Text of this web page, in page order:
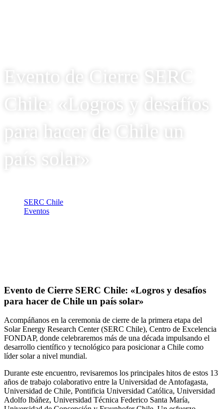
Evento de Cierre SERC
Chile: «Logros y desafíos
para hacer de Chile un
país solar»
SERC Chile
Eventos
Evento de Cierre SERC Chile: «Logros y desafíos
para hacer de Chile un país solar»
Acompáñanos en la ceremonia de cierre de la primera etapa del
Solar Energy Research Center (SERC Chile), Centro de Excelencia
FONDAP, donde celebraremos más de una década impulsando el
desarrollo científico y tecnológico para posicionar a Chile como
líder solar a nivel mundial.
Durante este encuentro, revisaremos los principales hitos de estos 13
años de trabajo colaborativo entre la Universidad de Antofagasta,
Universidad de Chile, Pontificia Universidad Católica, Universidad
Adolfo Ibáñez, Universidad Técnica Federico Santa María,